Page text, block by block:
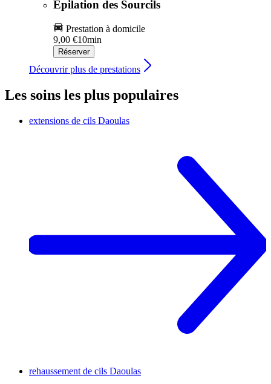
Épilation des Sourcils
Prestation à domicile
9,00 €10min
Réserver
Découvrir plus de prestations
Les soins les plus populaires
extensions de cils Daoulas
rehaussement de cils Daoulas